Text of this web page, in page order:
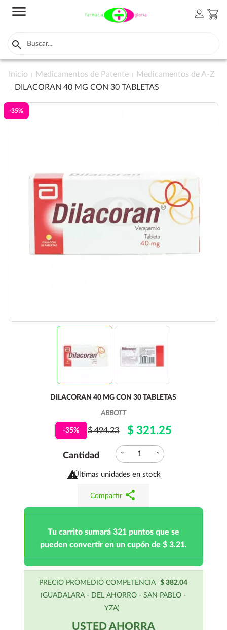
menu person shopping_cart

Inicio Medicamentos de Patente
Medicamentos de A-Z
DILACORAN 40 MG CON 30 TABLETAS
-35%
DILACORAN 40 MG CON 30 TABLETAS
ABBOTT
-35% $ 494.23 $ 321.25
Cantidad expand_more expand_less

Últimas unidades en stock
Compartir share
Tu carrito sumará 321 puntos que se
pueden convertir en un cupón de $ 3.21.
PRECIO PROMEDIO COMPETENCIA
$ 382.04
(GUADALARA - DEL AHORRO - SAN PABLO -
YZA)
USTED AHORRA